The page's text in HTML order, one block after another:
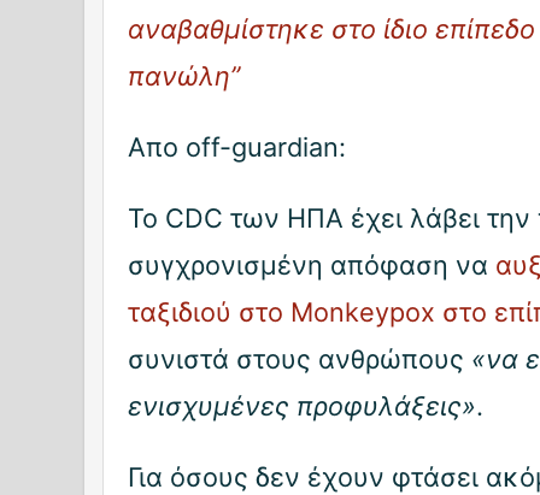
αναβαθμίστηκε στο ίδιο
πανώλη”
Απο off-guardian:
Το CDC των ΗΠΑ έχει λάβει την
συγχρονισμένη απόφαση να
ταξιδιού στο Monkeypox στο
συνιστά στους ανθρώπους «να
ενισχυμένες προφυλάξεις».
Για όσους δεν έχουν φτάσει